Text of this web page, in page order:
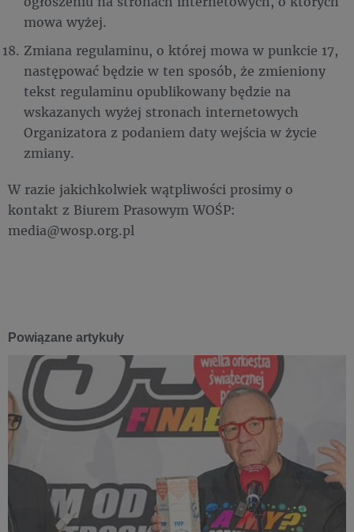
mowa wyżej.
Zmiana regulaminu, o której mowa w punkcie 17,
następować będzie w ten sposób, że zmieniony
tekst regulaminu opublikowany będzie na
wskazanych wyżej stronach internetowych
Organizatora z podaniem daty wejścia w życie
zmiany.
W razie jakichkolwiek wątpliwości prosimy o
kontakt z Biurem Prasowym WOŚP:
media@wosp.org.pl
Powiązane artykuły